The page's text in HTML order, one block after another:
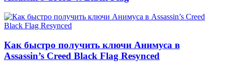
Как быстро получить ключи Анимуса в
Assassin’s Creed Black Flag Resynced